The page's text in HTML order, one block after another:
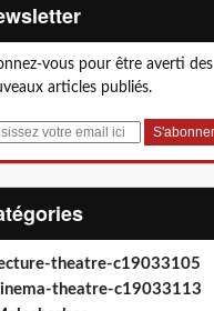
vous pour être averti des
articles publiés.
theatre-c19033105
theatre-c19033113